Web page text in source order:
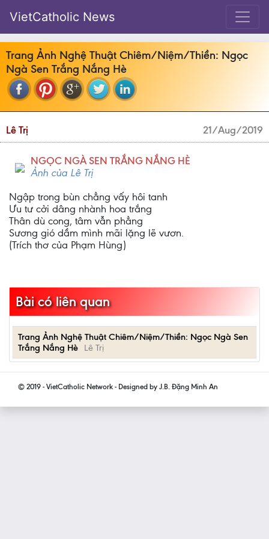
VietCatholic News
Trang Ảnh Nghệ Thuật Chiêm/Niệm/Thiền: Ngọc
Ngà Sen Trắng Nắng Hè
Lê Trị 21/Aug/2019
NGỌC NGÀ SEN TRẮNG NẮNG HÈ
Ảnh của Lê Trị
Ngập trong bùn chẳng vấy hôi tanh
Ưu tư cởi dâng nhành hoa trắng
Thân dù cong, tâm vẫn phẳng
Sương gió dầm mình mãi lặng lẽ vươn.
(Trích thơ của Phạm Hùng)
Bài có liên quan
Trang Ảnh Nghệ Thuật Chiêm/Niệm/Thiền: Ngọc Ngà Sen
Trắng Nắng Hè
Lê Trị
© 2019 - VietCatholic Network - Designed by J.B. Đặng Minh An